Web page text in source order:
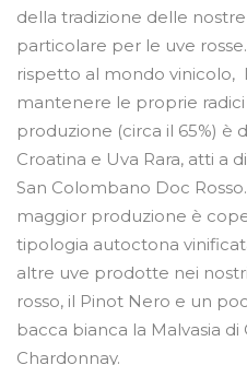
della tradizione delle
particolare per le uve
rispetto al mondo vinicolo,
mantenere le proprie
produzione (circa il 65%) è
Croatina e Uva Rara, atti a
San Colombano Doc
maggior produzione è
tipologia autoctona
altre uve prodotte nei
rosso, il Pinot Nero e un
bacca bianca la Malvasia di
Chardonnay.